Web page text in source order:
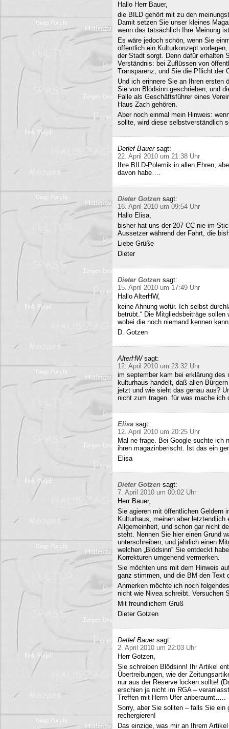
Hallo Herr Bauer,
die BILD gehört mit zu den
Damit setzen Sie unser kleines
wenn das tatsächlich Ihre Meinung
Es wäre jedoch schön, wenn Sie
öffentlich ein Kulturkonzept
der Stadt sorgt. Denn dafür erhalten
Verständnis: bei Zuflüssen von
Transparenz, und Sie die Pflicht der
Und ich erinnere Sie an Ihren ersten
Sie von Blödsinn geschrieben, und
Falle als Geschäftsführer eines
Haus Zach gehören.
Aber noch einmal mein Hinweis:
sollte, wird diese selbstverständlich
Detlef Bauer sagt:
22. April 2010 um 21:38 Uhr
Ihre BILD-Polemik in allen Ehren,
davon habe….
Dieter Gotzen sagt:
16. April 2010 um 09:54 Uhr
Hallo Elisa,
bisher hat uns der 207 CC nie im
Aussetzer während der Fahrt, die
Liebe Grüße
Dieter
Dieter Gotzen sagt:
15. April 2010 um 17:49 Uhr
Hallo AlterHW,
keine Ahnung wofür. Ich selbst
betrübt.“ Die Mitgliedsbeiträge
wobei die noch niemand kennen
D. Gotzen
AlterHW sagt:
12. April 2010 um 23:32 Uhr
im september kam bei erklärung
kulturhaus handelt, daß allen
jetzt und wie sieht das genau aus?
nicht zum tragen. für was mache ich
Elisa sagt:
12. April 2010 um 20:25 Uhr
Mal ne frage. Bei Google suchte ich
ihren magazinberischt. Ist das ein
Elisa
Dieter Gotzen sagt:
7. April 2010 um 00:02 Uhr
Herr Bauer,
Sie agieren mit öffentlichen Geldern
Kulturhaus, meinen aber
Allgemeinheit, und schon gar nicht
steht. Nennen Sie hier einen Grund
unterschreiben, und jährlich einen
welchen „Blödsinn“ Sie entdeckt
Korrekturen umgehend vermerken.
Sie möchten uns mit dem Hinweis
ganz stimmen, und die BM den Text
Anmerken möchte ich noch
nicht wie Nivea schreibt. Versuchen
Mit freundlichem Gruß
Dieter Gotzen
Detlef Bauer sagt:
2. April 2010 um 22:03 Uhr
Herr Gotzen,
Sie schreiben Blödsinn! Ihr Artikel
Übertreibungen, wie der
nur aus der Reserve locken sollte!
erschien ja nicht im RGA –
Treffen mit Herrn Ufer anberaumt…..
Sorry, aber Sie sollten – falls Sie ein
rechergieren!
Das einzige, was mir an Ihrem